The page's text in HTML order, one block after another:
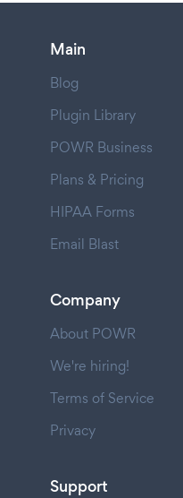
Main
Blog
Plugin Library
POWR Business
Plans & Pricing
HIPAA Forms
Email Blast
Company
About POWR
We're hiring!
Terms of Service
Privacy
Support